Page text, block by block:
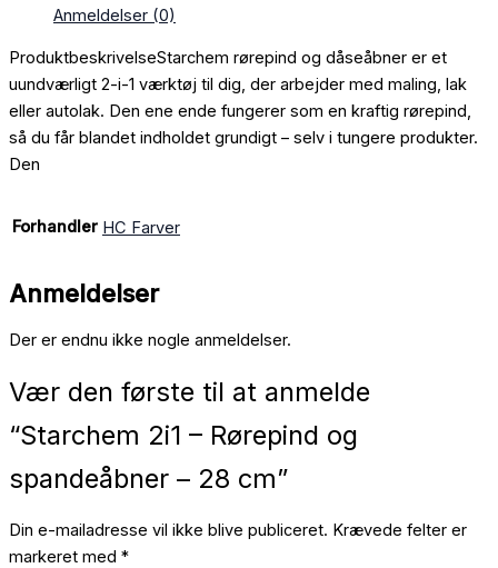
Anmeldelser (0)
ProduktbeskrivelseStarchem rørepind og dåseåbner er et
uundværligt 2-i-1 værktøj til dig, der arbejder med maling, lak
eller autolak. Den ene ende fungerer som en kraftig rørepind,
så du får blandet indholdet grundigt – selv i tungere produkter.
Den
Forhandler HC Farver
Anmeldelser
Der er endnu ikke nogle anmeldelser.
Vær den første til at anmelde
“Starchem 2i1 – Rørepind og
spandeåbner – 28 cm”
Din e-mailadresse vil ikke blive publiceret. Krævede felter er
markeret med *